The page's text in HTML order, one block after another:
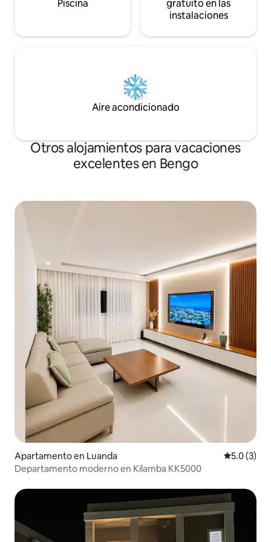
Piscina
gratuito en las
instalaciones
Aire acondicionado
Otros alojamientos para vacaciones
excelentes en Bengo
Apartamento en Luanda
5.0 (3)
Departamento moderno en Kilamba KK5000